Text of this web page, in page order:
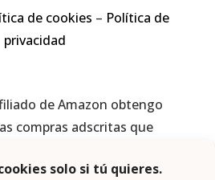
de cookies – Política de
privacidad
de Amazon obtengo
compras adscritas que